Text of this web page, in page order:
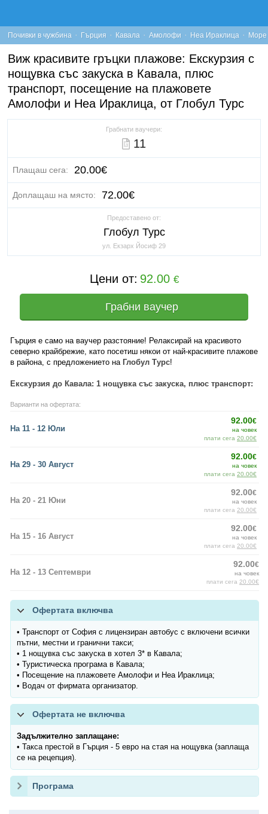
Почивки в чужбина · Гърция · Кавала · Амолофи · Неа Ираклица · Море
Виж красивите гръцки плажове: Екскурзия с
нощувка със закуска в Кавала, плюс
транспорт, посещение на плажовете
Амолофи и Неа Ираклица, от Глобул Турс
Грабнати ваучери:
11
Плащаш сега: 20.00€
Доплащаш на място: 72.00€
Предоставено от:
Глобул Турс
ул. Екзарх Йосиф 29
Цени от: 92.00 €
Грабни ваучер
Гърция е само на ваучер разстояние! Релаксирай на красивото
северно крайбрежие, като посетиш някои от най-красивите плажове
в района, с предложението на Глобул Турс!
Екскурзия до Кавала: 1 нощувка със закуска, плюс транспорт:
Варианти на офертата:
На 11 - 12 Юли
92.00€
на човек
плати сега 20.00€
На 29 - 30 Август
92.00€
на човек
плати сега 20.00€
На 20 - 21 Юни
92.00€
на човек
плати сега 20.00€
На 15 - 16 Август
92.00€
на човек
плати сега 20.00€
На 12 - 13 Септември
92.00€
на човек
плати сега 20.00€
Офертата включва
• Транспорт от София с лицензиран автобус с включени всички
пътни, местни и гранични такси;
• 1 нощувка със закуска в хотел 3* в Кавала;
• Туристическа програма в Кавала;
• Посещение на плажовете Амолофи и Неа Ираклица;
• Водач от фирмата организатор.
Офертата не включва
Задължително заплащане:
• Такса престой в Гърция - 5 евро на стая на нощувка (заплаща
се на рецепция).
Програма